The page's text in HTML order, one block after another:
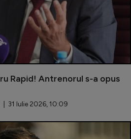
fotbalului
Rapid! Antrenorul s-a opus
31 Iulie 2026, 10:09